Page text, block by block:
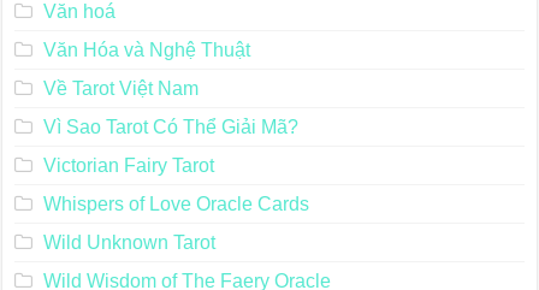
Văn hoá
Văn Hóa và Nghệ Thuật
Về Tarot Việt Nam
Vì Sao Tarot Có Thể Giải Mã?
Victorian Fairy Tarot
Whispers of Love Oracle Cards
Wild Unknown Tarot
Wild Wisdom of The Faery Oracle